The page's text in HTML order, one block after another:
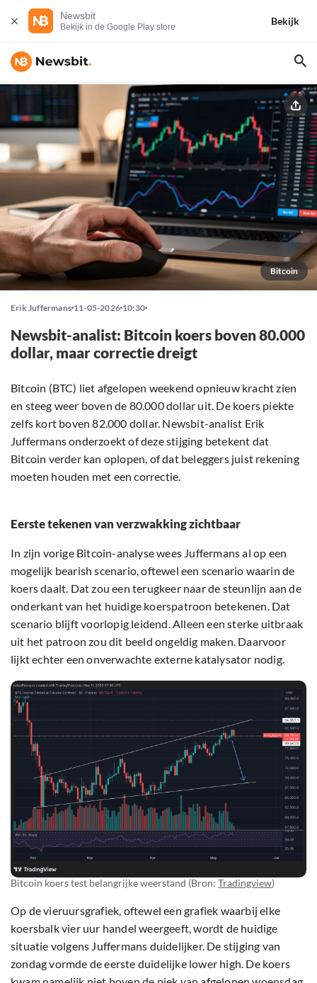
Newsbit
Bekijk in de Google Play store
Bekijk
Bitcoin
Erik Juffermans 11-05-2026 10:30
Newsbit-analist: Bitcoin koers boven 80.000
dollar, maar correctie dreigt
Bitcoin (BTC) liet afgelopen weekend opnieuw kracht zien
en steeg weer boven de 80.000 dollar uit. De koers piekte
zelfs kort boven 82.000 dollar. Newsbit-analist Erik
Juffermans onderzoekt of deze stijging betekent dat
Bitcoin verder kan oplopen, of dat beleggers juist rekening
moeten houden met een correctie.
Eerste tekenen van verzwakking zichtbaar
In zijn vorige Bitcoin-analyse wees Juffermans al op een
mogelijk bearish scenario, oftewel een scenario waarin de
koers daalt. Dat zou een terugkeer naar de steunlijn aan de
onderkant van het huidige koerspatroon betekenen. Dat
scenario blijft voorlopig leidend. Alleen een sterke uitbraak
uit het patroon zou dit beeld ongeldig maken. Daarvoor
lijkt echter een onverwachte externe katalysator nodig.
Bitcoin koers test belangrijke weerstand (Bron: Tradingview)
Op de vieruursgrafiek, oftewel een grafiek waarbij elke
koersbalk vier uur handel weergeeft, wordt de huidige
situatie volgens Juffermans duidelijker. De stijging van
zondag vormde de eerste duidelijke lower high. De koers